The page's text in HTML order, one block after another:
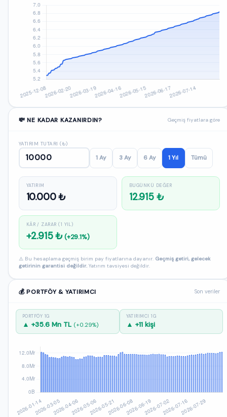
💸 NE KADAR KAZANIRDIN? Geçmiş fiyatlara göre
YATIRIM TUTARI (₺)
1 Ay 3 Ay 6 Ay 1 Yıl Tümü
YATIRIM
10.000 ₺
BUGÜNKÜ DEĞER
12.915 ₺
KÂR / ZARAR (1 YIL)
+2.915 ₺(+29.1%)
⚠️ Bu hesaplama geçmiş birim pay fiyatlarına dayanır. Geçmiş getiri, gelecek
getirinin garantisi değildir. Yatırım tavsiyesi değildir.
💰 PORTFÖY & YATIRIMCI Son veriler
PORTFÖY 1G
▲ +35.6 Mn TL (+0.29%)
YATIRIMCI 1G
▲ +11 kişi